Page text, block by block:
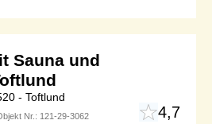
Sauna und
- Toftlund
Nr.: 121-29-3062 4,7